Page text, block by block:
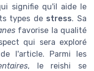
signifie qu'il aide le
types de stress. Sa
favorise la qualité
qui sera exploré
l'article. Parmi les
, le reishi se